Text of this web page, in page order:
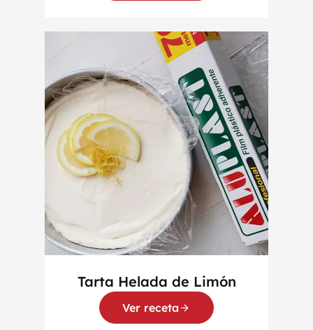
Tarta Helada de Limón
Ver receta